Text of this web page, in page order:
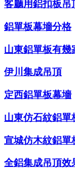
客廳用鋁扣板吊
鋁單板幕墻分格
山東鋁單板有幾
伊川集成吊頂
定西鋁單板幕墻
山東仿石紋鋁單
宣城仿木紋鋁單
全鋁集成吊頂效